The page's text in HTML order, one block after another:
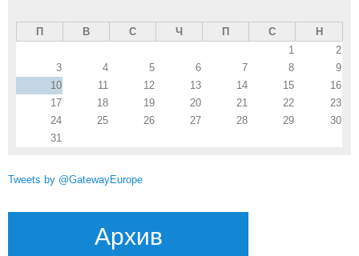
П В С Ч П С
Н
1
2
3
4 5 6 7 8
9
10
11 12 13 14 15
16
17
18 19 20 21 22
23
24
25 26 27 28 29
30
31
Tweets by @GatewayEurope
Архив